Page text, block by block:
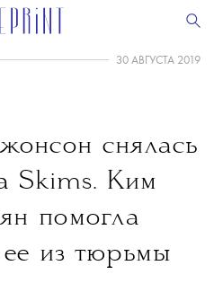
30 АВГУСТА 2019
снялась
Skims. Ким
помогла
ее из тюрьмы